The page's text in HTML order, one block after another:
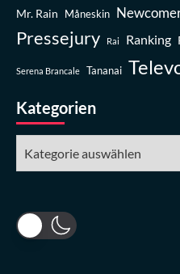
Mr. Rain Måneskin
Pressejury Rai Ranking
Serena Brancale Tananai
Kategorien